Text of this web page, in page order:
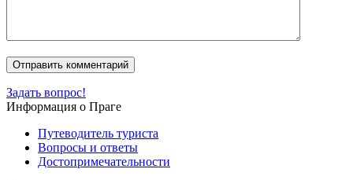
Задать вопрос!
Информация о Праге
Путеводитель туриста
Вопросы и ответы
Достопримечательности